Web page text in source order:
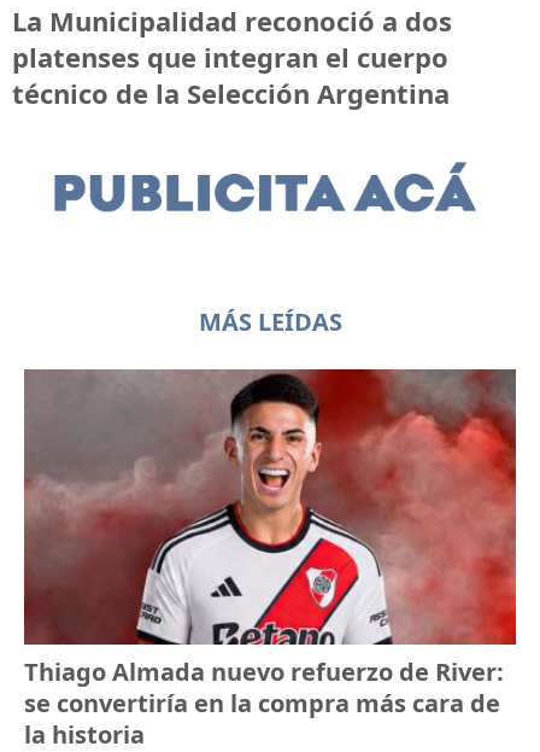
La Municipalidad reconoció a dos
platenses que integran el cuerpo
técnico de la Selección Argentina
MÁS LEÍDAS
Thiago Almada nuevo refuerzo de River:
se convertiría en la compra más cara de
la historia